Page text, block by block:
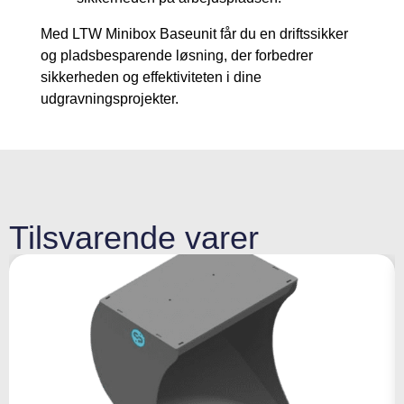
Med LTW Minibox Baseunit får du en driftssikker
og pladsbesparende løsning, der forbedrer
sikkerheden og effektiviteten i dine
udgravningsprojekter.
Tilsvarende varer